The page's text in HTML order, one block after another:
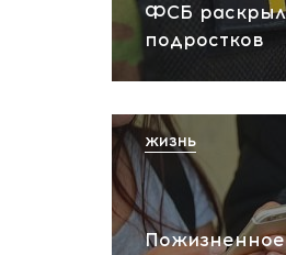
ФСБ
подростков
ЖИЗНЬ